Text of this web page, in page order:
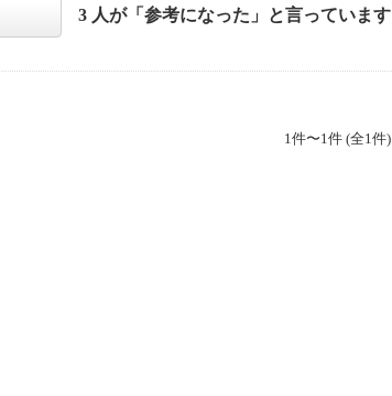
3 人が「参考になった」と言っています
1件〜1件 (全1件)